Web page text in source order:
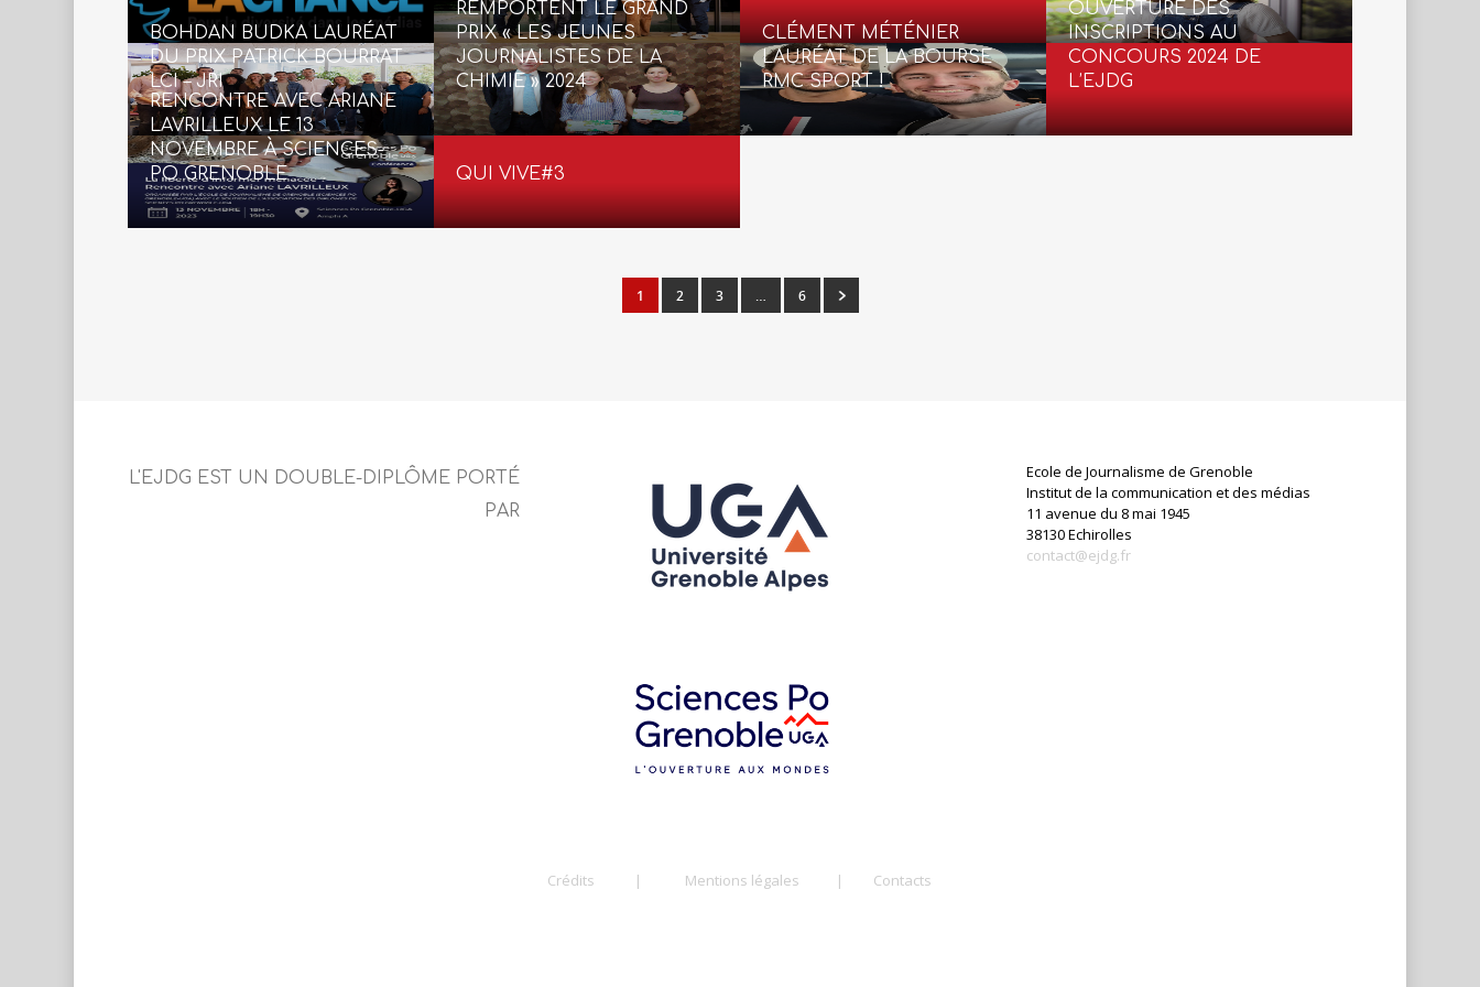
BOHDAN BUDKA LAURÉAT
DU PRIX PATRICK BOURRAT
LCI – JRI
REMPORTENT LE GRAND
PRIX « LES JEUNES
JOURNALISTES DE LA
CHIMIE » 2024
CLÉMENT MÉTÉNIER
LAURÉAT DE LA BOURSE
RMC SPORT !
OUVERTURE DES
INSCRIPTIONS AU
CONCOURS 2024 DE
L’EJDG
RENCONTRE AVEC ARIANE
LAVRILLEUX LE 13
NOVEMBRE À SCIENCES-
PO GRENOBLE
QUI VIVE#3
1 2 3 … 6
L'EJDG EST UN DOUBLE-DIPLÔME PORTÉ
PAR
Crédits | Mentions légales | Contacts
Ecole de Journalisme de Grenoble
Institut de la communication et des médias
11 avenue du 8 mai 1945
38130 Echirolles
contact@ejdg.fr